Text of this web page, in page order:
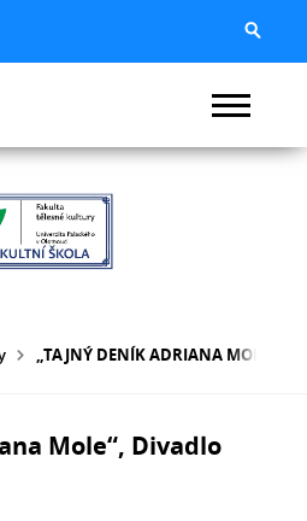
„TAJNÝ DENÍK ADRIANA MOLE“,
Mole“, Divadlo